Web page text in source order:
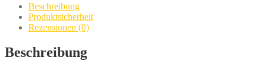
Beschreibung
Produktsicherheit
Rezensionen (0)
Beschreibung